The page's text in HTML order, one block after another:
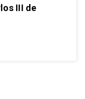
III de